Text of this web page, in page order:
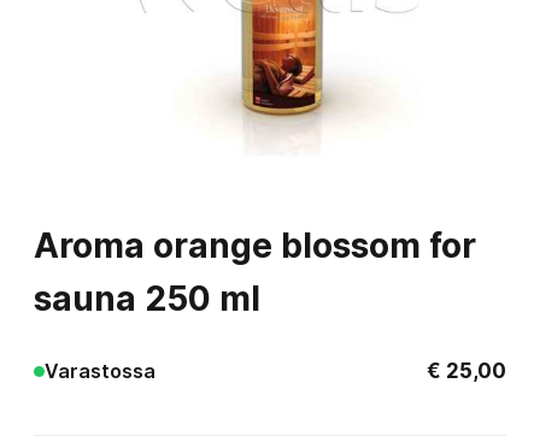
Aroma orange blossom for
sauna 250 ml
Varastossa € 25,00